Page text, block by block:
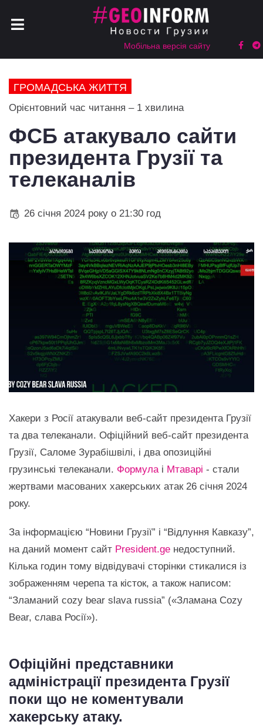
Мобільна версія сайту
ГРОМАДСЬКА ЖИТТЯ
Орієнтовний час читання – 1 хвилина
ФСБ атакувало сайти
президента Грузії та
телеканалів
26 січня 2024 року о 21:30 год
Хакери з Росії атакували веб-сайт президента Грузії
та два телеканали. Офіційний веб-сайт президента
Грузії, Саломе Зурабішвілі, і два опозиційні
грузинські телеканали. Формулаі Мтаварі - стали
жертвами масованих хакерських атак 26 січня 2024
року.
За інформацією “Новини Грузії” і “Відлуння Кавказу”,
на даний момент сайт President.ge недоступний.
Кілька годин тому відвідувачі сторінки стикалися із
зображенням черепа та кісток, а також написом:
“Зламаний cozy bear slava russia” («Зламана Cozy
Bear, слава Росії»).
Офіційні представники
адміністрації президента Грузії
поки що не коментували
хакерську атаку.